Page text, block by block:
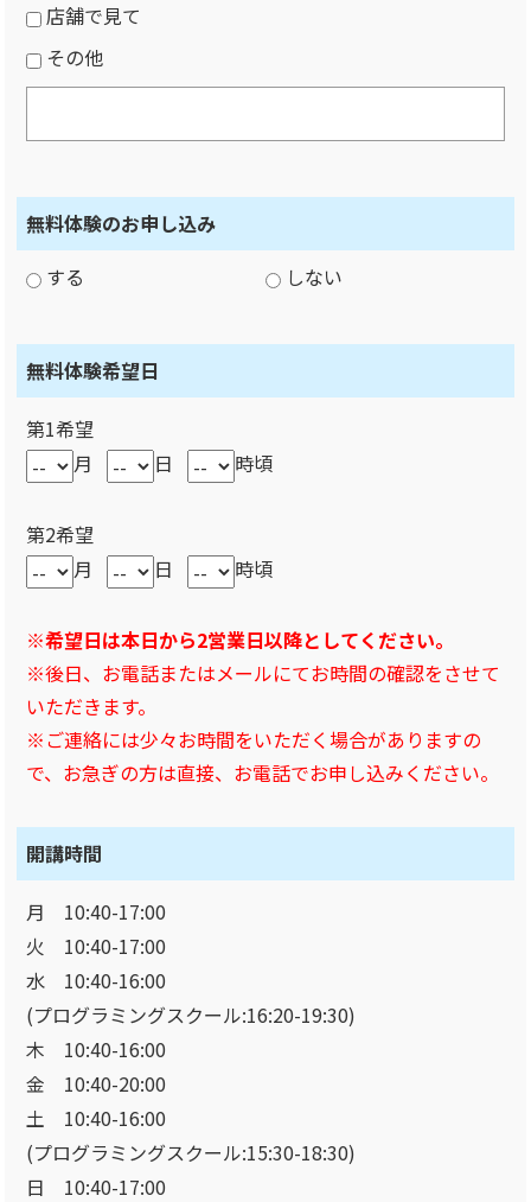
店舗で見て
その他
無料体験のお申し込み
する
しない
無料体験希望日
第1希望
月
日 時頃
第2希望
月
日 時頃
※希望日は本日から2営業日以降としてください。
※後日、お電話またはメールにてお時間の確認をさせて
いただきます。
※ご連絡には少々お時間をいただく場合がありますの
で、お急ぎの方は直接、お電話でお申し込みください。
開講時間
月 10:40-17:00
火 10:40-17:00
水 10:40-16:00
(プログラミングスクール:16:20-19:30)
木 10:40-16:00
金 10:40-20:00
土 10:40-16:00
(プログラミングスクール:15:30-18:30)
日 10:40-17:00